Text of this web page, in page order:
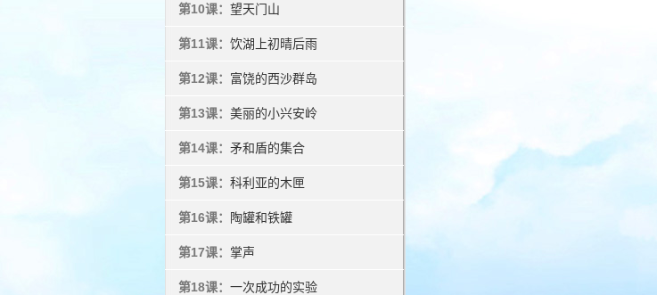
第10课： 望天门山
第11课： 饮湖上初晴后雨
第12课： 富饶的西沙群岛
第13课： 美丽的小兴安岭
第14课： 矛和盾的集合
第15课： 科利亚的木匣
第16课： 陶罐和铁罐
第17课： 掌声
第18课： 一次成功的实验